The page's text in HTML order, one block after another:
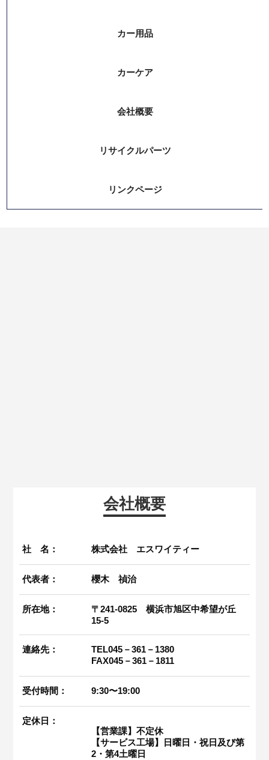
カー用品
カーケア
会社概要
リサイクルパーツ
リンクページ
会社概要
社 名： 株式会社 エスワイティー
代表者： 櫻木 禎治
所在地：
〒241-0825 横浜市旭区中希望が丘
15-5
連絡先：
TEL045－361－1380
FAX045－361－1811
受付時間： 9:30〜19:00
定休日：
【営業課】不定休
【サービス工場】日曜日・祝日及び第
2・第4土曜日